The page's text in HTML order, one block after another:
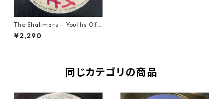
The Shalimars - Youths Of T
oday【7-21187】
¥2,290
同じカテゴリの商品